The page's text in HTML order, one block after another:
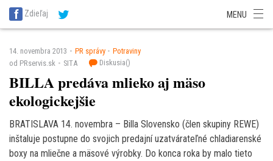
SITA Energetika
SITA Potravinárstvo
Zdieľaj MENU
14. novembra 2013 PR správy
Potraviny
od PRservis.sk
SITA Diskusia()
BILLA predáva mlieko aj mäso
ekologickejšie
BRATISLAVA 14. novembra – Billa Slovensko (člen skupiny REWE)
inštaluje postupne do svojich predajní uzatvárateľné chladiarenské
boxy na mliečne a mäsové výrobky. Do konca roka by malo tieto